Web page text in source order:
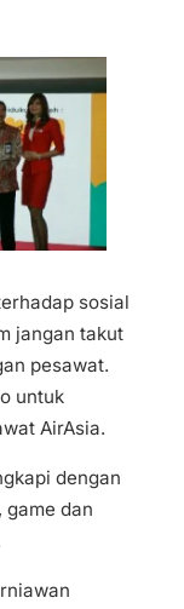
sosial
jangan takut
pesawat.
untuk
AirAsia.
dengan
dan